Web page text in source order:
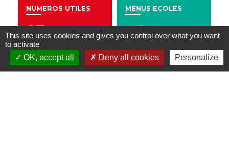
NUMEROS UTILES
perm_phone_msg
MENUS ECOLES
local_dining
This site uses cookies and gives you control over what you want
to activate
OK, accept all
Deny all cookies Personalize